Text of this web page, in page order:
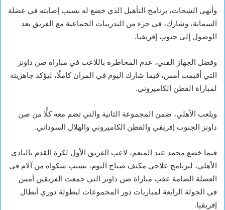
وأنهى الشحات، برنامج التأهيل الذي خضع له بسبب إصابته في عضلة
السمانة، وشارك، في جزء من التدريبات الجماعية مع الفريق بعد
الوصول إلى جنوب إفريقيا.
وفضل الجهاز الفني، عدم المخاطرة باللاعب في مباراة صن داونز
التي أقيمت أمس، فيما شارك اليوم في المران كاملًا، ليؤكد جاهزيته
لمباراة القطن الكاميروني.
ويلعب الأهلي، ضمن المجموعة الثانية والتي تضم معه كلًّا من صن
داونز الجنوب إفريقي والقطن الكاميروني والهلال السوداني.
فيما خضع محمد عبد المنعم، لاعب الفريق الأول لكرة القدم بالنادي
الأهلي، لبرنامج علاجي مكثف صباح اليوم، بسبب شكواه من آلام في
العضلة الضامة عقب مباراة صن داونز التي جمعت الفريقين أمس
في الجولة الرابعة لمباريات دور المجموعات لبطولة دوري أبطال
إفريقيا.